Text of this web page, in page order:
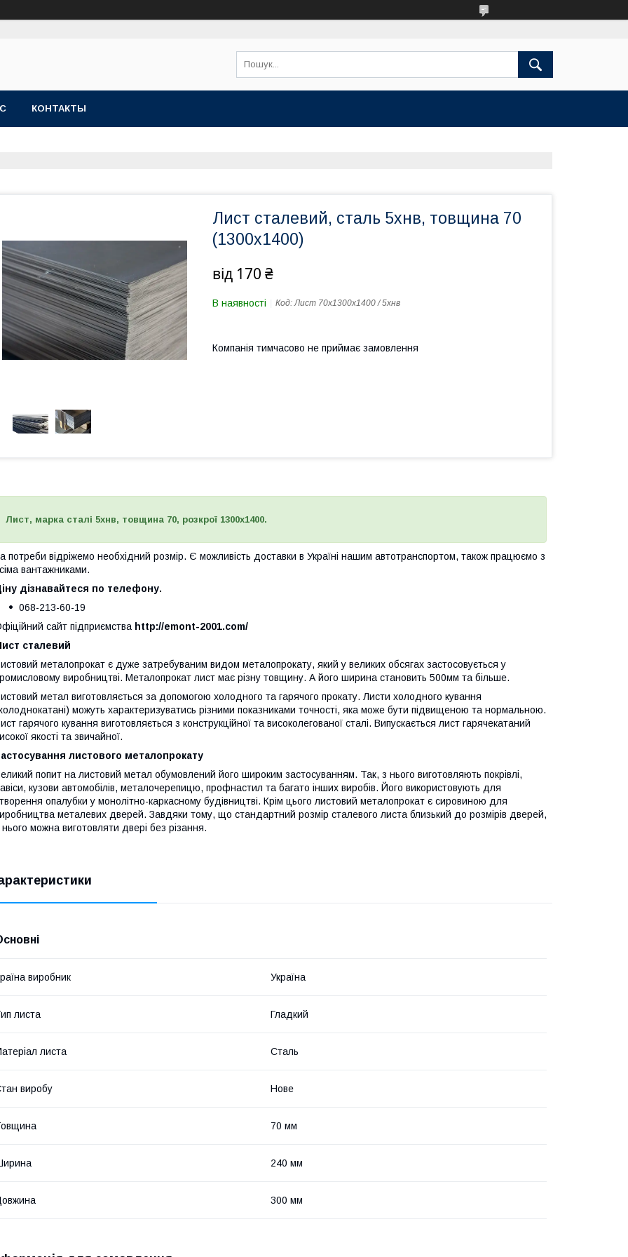
КОНТАКТЫ
Лист сталевий, сталь 5хнв, товщина 70
(1300х1400)
від 170 ₴
В наявності Код:Лист 70х1300х1400 / 5хнв
Компанія тимчасово не приймає замовлення
Лист, марка сталі 5хнв, товщина 70, розкрої 1300х1400.
потреби відріжемо необхідний розмір. Є можливість доставки в Україні нашим автотранспортом, також працюємо з
вантажниками.
дізнавайтеся по телефону.
068-213-60-19
сайт підприємства http://emont-2001.com/
сталевий
металопрокат є дуже затребуваним видом металопрокату, який у великих обсягах застосовується у
виробництві. Металопрокат лист має різну товщину. А його ширина становить 500мм та більше.
метал виготовляється за допомогою холодного та гарячого прокату. Листи холодного кування
можуть характеризуватись різними показниками точності, яка може бути підвищеною та нормальною.
гарячого кування виготовляється з конструкційної та високолегованої сталі. Випускається лист гарячекатаний
якості та звичайної.
листового металопрокату
попит на листовий метал обумовлений його широким застосуванням. Так, з нього виготовляють покрівлі,
кузови автомобілів, металочерепицю, профнастил та багато інших виробів. Його використовують для
опалубки у монолітно-каркасному будівництві. Крім цього листовий металопрокат є сировиною для
металевих дверей. Завдяки тому, що стандартний розмір сталевого листа близький до розмірів дверей,
нього можна виготовляти двері без різання.
виробник Україна
листа Гладкий
листа Сталь
виробу Нове
70 мм
240 мм
300 мм